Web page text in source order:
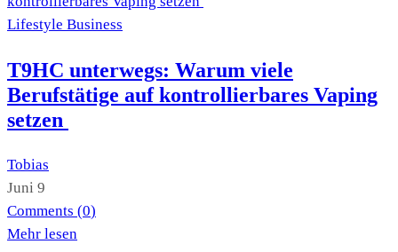
Lifestyle Business
T9HC unterwegs: Warum viele
Berufstätige auf kontrollierbares Vaping
setzen
Tobias
Juni 9
Comments (0)
Mehr lesen